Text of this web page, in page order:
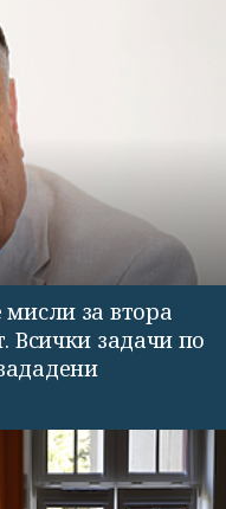
за втора
Всички задачи по